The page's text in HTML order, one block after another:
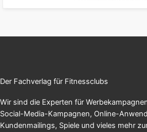
Der Fachverlag für Fitnessclubs
Wir sind die Experten für
Social-Media-Kampagnen, Online-
Kundenmailings, Spiele und vieles mehr